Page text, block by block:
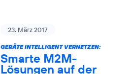
23. März 2017
GERÄTE INTELLIGENT VERNETZEN:
Smarte M2M-
Lösungen auf der